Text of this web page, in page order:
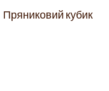
Пряниковий кубик